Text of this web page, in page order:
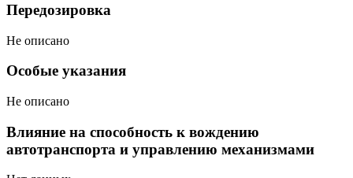
Передозировка
Не описано
Особые указания
Не описано
Влияние на способность к вождению
автотранспорта и управлению механизмами